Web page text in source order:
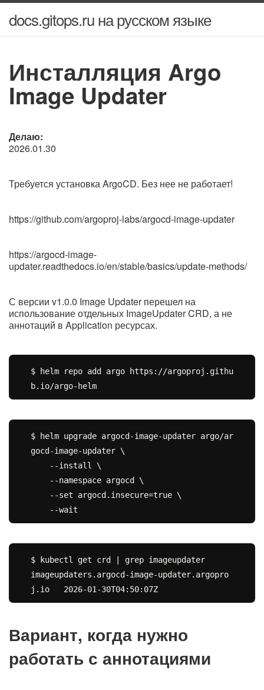
docs.gitops.ru на русском языке
Инсталляция Argo
Image Updater
Делаю:
2026.01.30
Требуется установка ArgoCD. Без нее не работает!
https://github.com/argoproj-labs/argocd-image-updater
https://argocd-image-
updater.readthedocs.io/en/stable/basics/update-methods/
С версии v1.0.0 Image Updater перешел на
использование отдельных ImageUpdater CRD, а не
аннотаций в Application ресурсах.
$ helm repo add argo https://argoproj.githu
b.io/argo-helm
$ helm upgrade argocd-image-updater argo/ar
gocd-image-updater \
$ kubectl get crd | grep imageupdater
imageupdaters.argocd-image-updater.argopro
j.io   2026-01-30T04:50:07Z
Вариант, когда нужно
работать с аннотациями